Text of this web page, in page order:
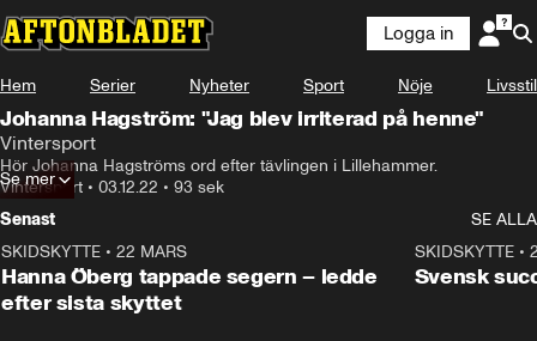
Logga in
Hem Serier Nyheter Sport Nöje Livsstil
Johanna Hagström: "Jag blev irriterad på henne"
Vintersport
Hör Johanna Hagströms ord efter tävlingen i Lillehammer.
Vintersport • 03.12.22 • 93 sek
Se mer
Senast
SE ALLA
SKIDSKYTTE • 22 MARS
Hanna Öberg tappade segern – ledde
efter sista skyttet
SKIDSKYTTE•
Svensk